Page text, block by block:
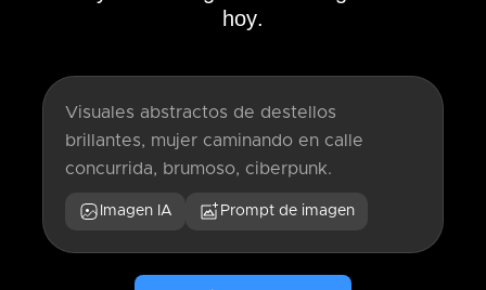
hoy.
Imagen IA Prompt de imagen